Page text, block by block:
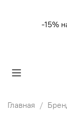
-15%
Главная